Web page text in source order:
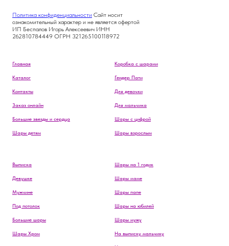
Политика конфиденциальности Сайт носит
ознакомительный характер и не является офертой
ИП Беспалов Игорь Алексеевич ИНН
262810784449 ОГРН 321265100118972
Главная
Каталог
Контакты
Заказ онлайн
Большие звезды и сердца
Шары детям
Коробка с шарами
Гендер Пати
Для девочки
Для мальчика
Шары с цифрой
Шары взрослым
Выписка
Девушке
Мужчине
Под потолок
Большие шары
Шары Хром
Шары на 1 годик
Шары маме
Шары папе
Шары на юбилей
Шары мужу
На выписку мальчику